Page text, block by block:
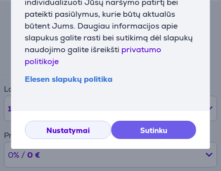
pateikti pasiūlymus, kurie būtų aktualūs
būtent Jums. Daugiau informacijos apie
slapukus galite rasti bei sutikimą dėl slapukų
naudojimo galite išreikšti privatumo
politikoje
Elesen slapukų politika
Nustatymai Sutinku
Lizingo skaičiuoklė
Preliminari mėnesinė įmoka
Laikotarpis
12
Pradinė įmoka
0% / 0 €